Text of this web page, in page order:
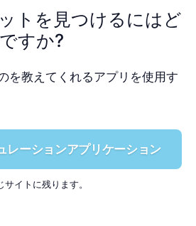
トを見つけるにはど
すか?
を教えてくれるアプリを使用す
レーションアプリケーション
サイトに残ります。